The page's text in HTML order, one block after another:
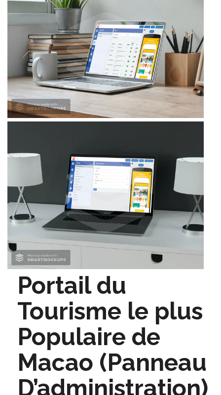
Portail du
Tourisme le plus
Populaire de
Macao (Panneau
D’administration)